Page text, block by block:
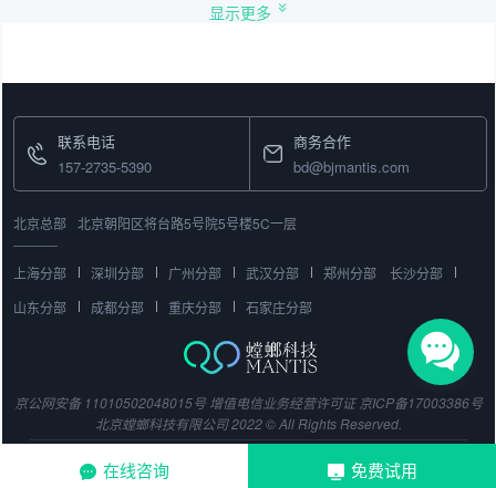
在线咨询 免费试用
显示更多
联系电话
157-2735-5390
商务合作
bd@bjmantis.com
北京总部 北京朝阳区将台路5号院5号楼5C一层
上海分部 深圳分部 广州分部 武汉分部 郑州分部
长沙分部
山东分部
成都分部 重庆分部 石家庄分部
京公网安备 11010502048015号 增值电信业务经营许可证 京ICP备17003386号
北京螳螂科技有限公司 2022 © All Rights Reserved.